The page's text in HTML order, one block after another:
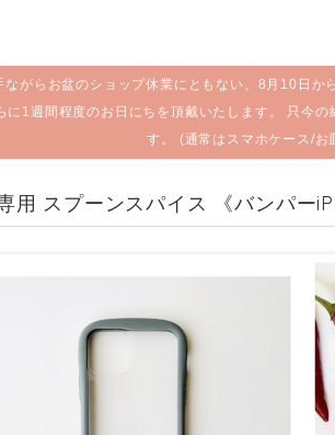
ながらお盆のショップ休業にともない、8月10日
に1週間程度のお日にちを頂戴いたします。 只今
す。 (通常はスマホケース/
用 スプーンスパイス 《バンパー